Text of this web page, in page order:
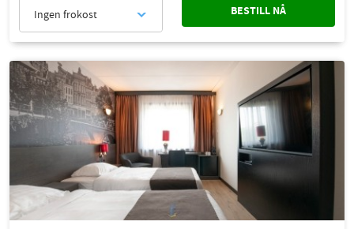
Ingen frokost BESTILL NÅ